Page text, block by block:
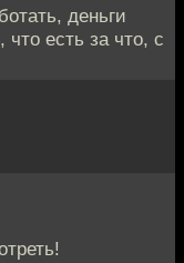
деньги
есть за что, с